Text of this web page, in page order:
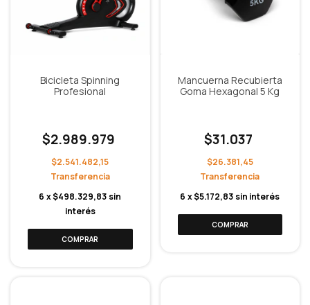
Bicicleta Spinning
Profesional
$2.989.979
$2.541.482,15
6 x$498.329,83 sin
interés
Mancuerna Recubierta
Goma Hexagonal 5 Kg
$31.037
$26.381,45
6 x$5.172,83 sin interés